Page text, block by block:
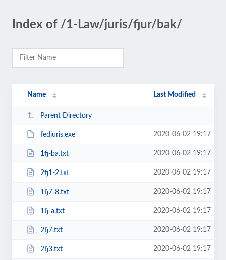
Index of /1-Law/juris/fjur/bak/
Name Last Modified
Parent Directory
fedjuris.exe 2020-06-02 19:17
1fj-ba.txt 2020-06-02 19:17
2fj1-2.txt 2020-06-02 19:17
1fj7-8.txt 2020-06-02 19:17
1fj-a.txt 2020-06-02 19:17
2fj7.txt 2020-06-02 19:17
2fj3.txt 2020-06-02 19:17